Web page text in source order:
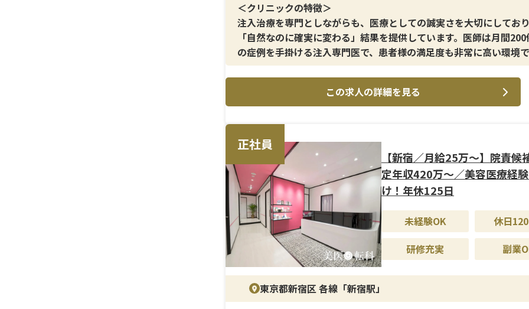
＜クリニックの特徴＞
注入治療を専門としながらも、医療としての誠実さを大切にしており
「自然なのに確実に変わる」結果を提供しています。医師は月間
の症例を手掛ける注入専門医で、患者様の満足度も非常に高い環境
＜メイン施術＞
ヒアルロン酸やボトックスを中心とした注入施術を主軸とし、切らず
想のフェイスラインを実現する技術に強みがあります。
＜研修制度＞
美容医療経験者を対象としつつも、入職後は丁寧なOJTがあり、現
対応力やマネジメント力を安心して磨けます。将来的に院責候補と
躍できるよう、教育や売上管理など幅広い業務を通じてキャリアアッ
可能です。
＜待遇＞
賞与は年2回（昨年実績4か月分）、インセンティブ制度も整っていま
年間休日125日とプライベートの時間も確保でき、社員割引や家族
診断・婦人科健診、社員旅行など福利厚生も充実。長く安心して働
場環境です。
この求人の詳細を見る
正社員
【新宿／月給25万〜】院責候
定年収420万〜／美容医療経
け！年休125日
未経験OK
休日
研修充実
副業
東京都新宿区 各線「新宿駅」